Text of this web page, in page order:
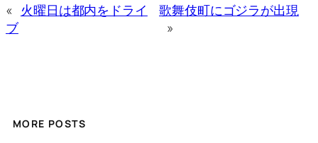
« 火曜日は都内をドライ
ブ
歌舞伎町にゴジラが出現
»
MORE POSTS